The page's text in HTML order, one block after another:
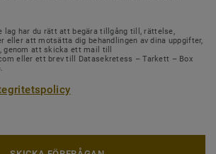
lag har du rätt att begära tillgång till, rättelse,
eller att motsätta dig behandlingen av dina uppgifter,
genom att skicka ett mail till
eller ett brev till Datasekretess – Tarkett – Box